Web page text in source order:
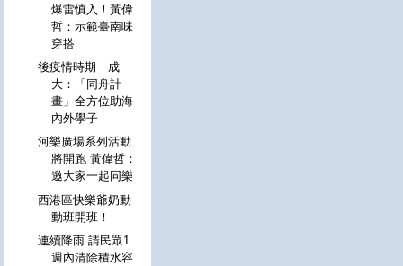
爆雷慎入！黃偉
哲：示範臺南味
穿搭
後疫情時期 成
大：「同舟計
畫」全方位助海
內外學子
河樂廣場系列活動
將開跑 黃偉哲：
邀大家一起同樂
西港區快樂爺奶動
動班開班！
連續降雨 請民眾1
週內清除積水容